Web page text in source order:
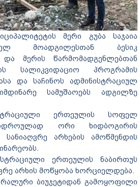
მერი გუბა საჯაია
მოადგილესთან ბესიკ
და მერის წარმომადგენლებთან
სალიკვიდაციო პროგრამის
და საჩინოს ადმინისტრაციულ
სამუშაოებს ადგილზე
ერთეულის სოფელ
ორი ხიდბოგირის
არხების ამოწმენდის
ერთეულის ნაბირთუს
არხის მოწყობა ხორციელდება.
ბიუჯეტიდან გამოყოფილი